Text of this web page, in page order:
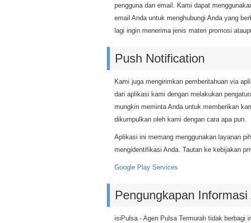
pengguna dan email. Kami dapat
email Anda untuk menghubungi Anda yang
lagi ingin menerima jenis materi promosi
Push Notification
Kami juga mengirimkan pemberitahuan via
dari aplikasi kami dengan melakukan
mungkin meminta Anda untuk memberikan
dikumpulkan oleh kami dengan cara apa pun.
Aplikasi ini memang menggunakan layanan
mengidentifikasi Anda. Tautan ke kebijakan
Google Play Services
Pengungkapan Informasi
isiPulsa - Agen Pulsa Termurah tidak berbagi